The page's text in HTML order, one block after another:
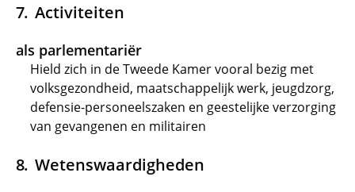
Activiteiten
als parlementariër
Hield zich in de Tweede Kamer vooral bezig met
volksgezondheid, maatschappelijk werk, jeugdzorg,
defensie-personeelszaken en geestelijke verzorging
van gevangenen en militairen
Wetenswaardigheden